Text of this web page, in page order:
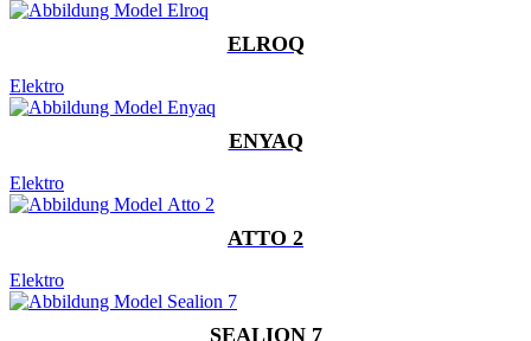
ELROQ
Elektro
ENYAQ
Elektro
ATTO 2
Elektro
SEALION 7